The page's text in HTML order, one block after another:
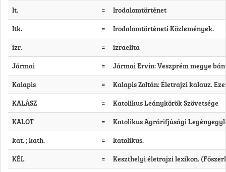
It. =
Irodalomtörténet
Itk.
=
Irodalomtörténeti Közlemények.
izr.
=
izraelita
Jármai
=
Jármai Ervin: Veszprém megye
Kalapis
=
Kalapis Zoltán: Életrajzi kalauz.
KALÁSZ
=
Katolikus Leánykörök Szövetsége
KALOT
=
Katolikus Agrárifjúsági
kat. ; kath.
=
katolikus.
KÉL
=
Keszthelyi életrajzi lexikon.